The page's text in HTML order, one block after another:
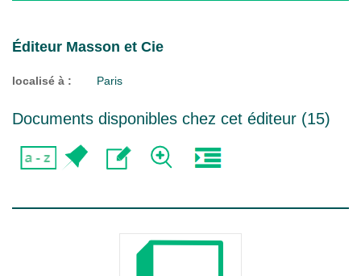
Éditeur Masson et Cie
localisé à : Paris
Documents disponibles chez cet éditeur (15)